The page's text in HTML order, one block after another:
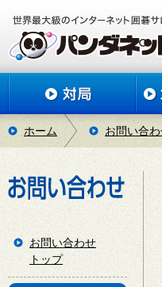
ホーム お問い合
お問い合わせ
トップ